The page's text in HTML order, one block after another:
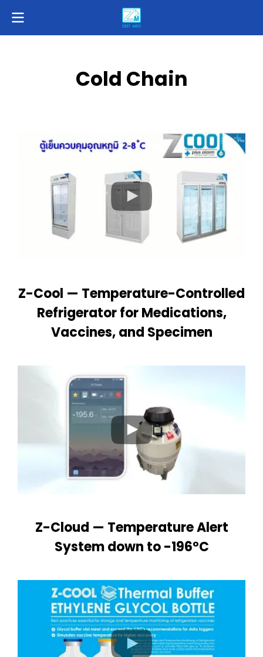
Cold Chain
Z-Cool — Temperature-Controlled
Refrigerator for Medications,
Vaccines, and Specimen
Z-Cloud — Temperature Alert
System down to -196°C